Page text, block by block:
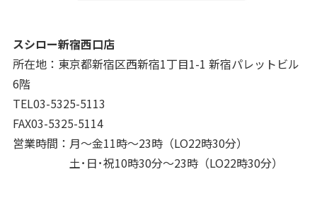
スシロー新宿西口店
所在地：東京都新宿区西新宿1丁目1-1 新宿パレットビル
6階
TEL03-5325-5113
FAX03-5325-5114
営業時間：月～金11時～23時（LO22時30分）
土･日･祝10時30分～23時（LO22時30分）